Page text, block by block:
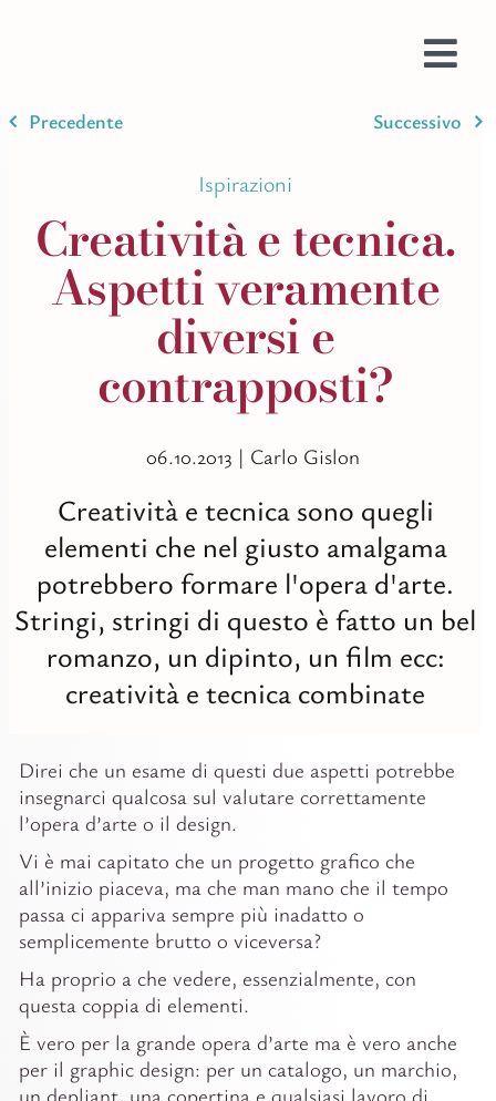
Testi
Tutti
Precedente Successivo
Ispirazioni
Creatività e tecnica.
Aspetti veramente
diversi e
contrapposti?
06.10.2013 | Carlo Gislon
Creatività e tecnica sono quegli
elementi che nel giusto amalgama
potrebbero formare l'opera d'arte.
Stringi, stringi di questo è fatto un bel
romanzo, un dipinto, un film ecc:
creatività e tecnica combinate
Direi che un esame di questi due aspetti potrebbe
insegnarci qualcosa sul valutare correttamente
l’opera d’arte o il design.
Vi è mai capitato che un progetto grafico che
all’inizio piaceva, ma che man mano che il tempo
passa ci appariva sempre più inadatto o
semplicemente brutto o viceversa?
Ha proprio a che vedere, essenzialmente, con
questa coppia di elementi.
È vero per la grande opera d’arte ma è vero anche
per il graphic design: per un catalogo, un marchio,
un depliant, una copertina e qualsiasi lavoro di